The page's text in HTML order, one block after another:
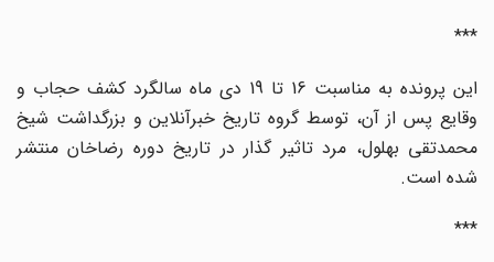
***
این پرونده به مناسبت 16 تا 19 دی ماه سالگرد کشف حجاب و
وقایع پس از آن، توسط گروه تاریخ خبرآنلاین و بزرگداشت شیخ
محمدتقی بهلول، مرد تاثیر گذار در تاریخ دوره رضاخان منتشر
شده است.
***